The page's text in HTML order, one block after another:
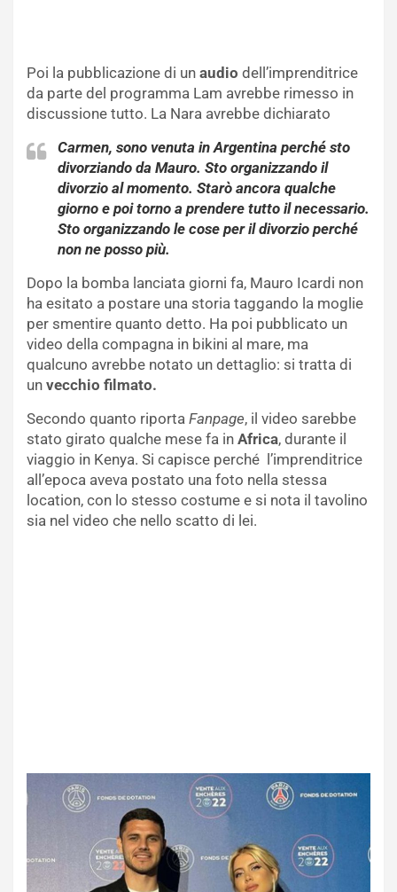
Poi la pubblicazione di un audio dell’imprenditrice
da parte del programma Lam avrebbe rimesso in
discussione tutto. La Nara avrebbe dichiarato
Carmen, sono venuta in Argentina perché sto
divorziando da Mauro. Sto organizzando il
divorzio al momento. Starò ancora qualche
giorno e poi torno a prendere tutto il necessario.
Sto organizzando le cose per il divorzio perché
non ne posso più.
Dopo la bomba lanciata giorni fa, Mauro Icardi non
ha esitato a postare una storia taggando la moglie
per smentire quanto detto. Ha poi pubblicato un
video della compagna in bikini al mare, ma
qualcuno avrebbe notato un dettaglio: si tratta di
un vecchio filmato.
Secondo quanto riporta Fanpage, il video sarebbe
stato girato qualche mese fa in Africa, durante il
viaggio in Kenya. Si capisce perché l’imprenditrice
all’epoca aveva postato una foto nella stessa
location, con lo stesso costume e si nota il tavolino
sia nel video che nello scatto di lei.